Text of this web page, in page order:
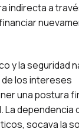
indirecta a
y la seguridad
los intereses
una postura
La dependencia
socava la